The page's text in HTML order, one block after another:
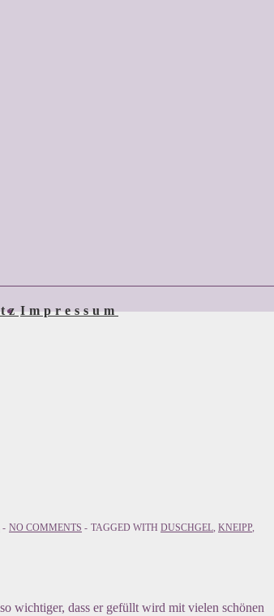
Impressum
NO COMMENTS TAGGED WITH DUSCHGEL, KNEIPP,
wichtiger, dass er gefüllt wird mit vielen schönen